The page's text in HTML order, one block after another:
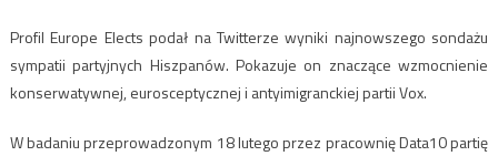
Profil Europe Elects podał na Twitterze wyniki najnowszego sondażu
sympatii partyjnych Hiszpanów. Pokazuje on znaczące wzmocnienie
konserwatywnej, eurosceptycznej i antyimigranckiej partii Vox.
W badaniu przeprowadzonym 18 lutego przez pracownię Data10 partię